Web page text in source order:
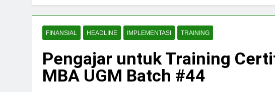
FINANSIAL HEADLINE IMPLEMENTASI TRAINING
Pengajar untuk Training
MBA UGM Batch #44